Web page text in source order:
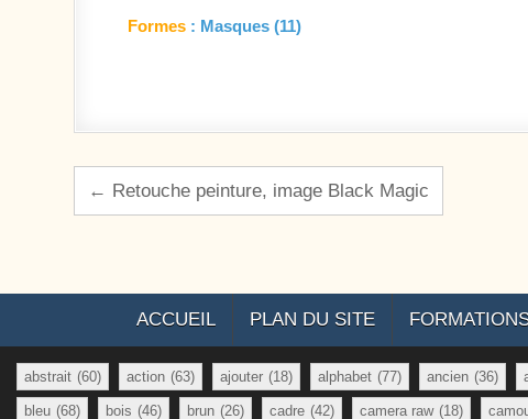
Formes : Masques (11)
Navigation de l’article
← Retouche peinture, image Black Magic
ACCUEIL PLAN DU SITE
abstrait (60) action (63) ajouter (18) alphabet (77) ancien (36)
bleu (68) bois (46) brun (26) cadre (42) camera raw (18)